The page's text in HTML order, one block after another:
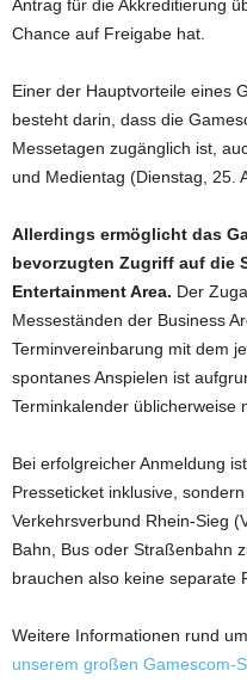
Antrag für die Akkreditierung
Chance auf Freigabe hat.
Einer der Hauptvorteile eines
besteht darin, dass die
Messetagen zugänglich ist,
und Medientag (Dienstag, 25.
Allerdings ermöglicht das
bevorzugten Zugriff auf die
Entertainment Area. Der
Messeständen der Business
Terminvereinbarung mit dem
spontanes Anspielen ist
Terminkalender üblicherweise
Bei erfolgreicher Anmeldung
Presseticket inklusive,
Verkehrsverbund Rhein-Sieg
Bahn, Bus oder Straßenbahn
brauchen also keine separate
Weitere Informationen rund
unserem großen Gamescom-